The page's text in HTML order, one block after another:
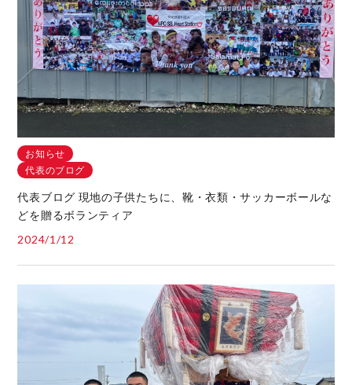
お知らせ
代表のブログ
代表ブログ 現地の子供たちに、靴・衣類・サッカーボールな
どを贈るボランティア
2024/1/12